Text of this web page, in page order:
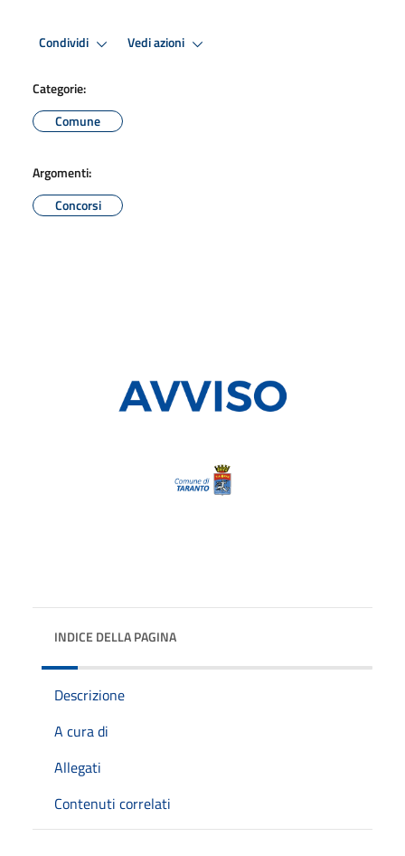
Condividi Vedi azioni
Categorie:
Comune
Argomenti:
Concorsi
INDICE DELLA PAGINA
Descrizione
A cura di
Allegati
Contenuti correlati